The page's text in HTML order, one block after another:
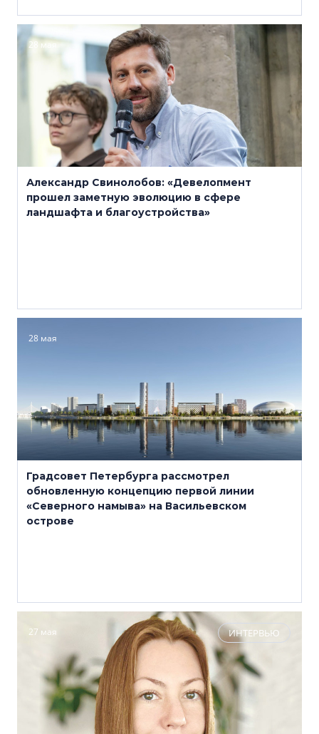
28 мая
Александр Свинолобов: «Девелопмент
прошел заметную эволюцию в сфере
ландшафта и благоустройства»
28 мая
Градсовет Петербурга рассмотрел
обновленную концепцию первой линии
«Северного намыва» на Васильевском
острове
27 мая ИНТЕРВЬЮ